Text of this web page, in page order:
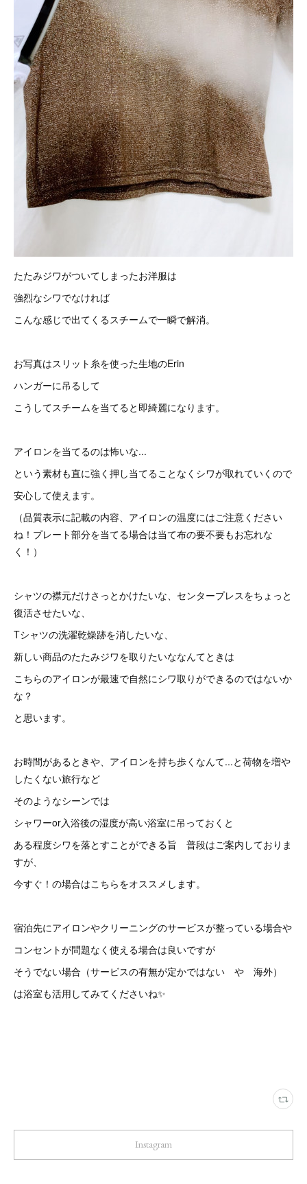
たたみジワがついてしまったお洋服は
強烈なシワでなければ
こんな感じで出てくるスチームで一瞬で解消。
お写真はスリット糸を使った生地のErin
ハンガーに吊るして
こうしてスチームを当てると即綺麗になります。
アイロンを当てるのは怖いな...
という素材も直に強く押し当てることなくシワが取れていくので
安心して使えます。
（品質表示に記載の内容、アイロンの温度にはご注意ください
ね！プレート部分を当てる場合は当て布の要不要もお忘れな
く！）
シャツの襟元だけさっとかけたいな、センタープレスをちょっと
復活させたいな、
Tシャツの洗濯乾燥跡を消したいな、
新しい商品のたたみジワを取りたいななんてときは
こちらのアイロンが最速で自然にシワ取りができるのではないか
な？
と思います。
お時間があるときや、アイロンを持ち歩くなんて...と荷物を増や
したくない旅行など
そのようなシーンでは
シャワーor入浴後の湿度が高い浴室に吊っておくと
ある程度シワを落とすことができる旨 普段はご案内しておりま
すが、
今すぐ！の場合はこちらをオススメします。
宿泊先にアイロンやクリーニングのサービスが整っている場合や
コンセントが問題なく使える場合は良いですが
そうでない場合（サービスの有無が定かではない や 海外）
は浴室も活用してみてくださいね✨
Instagram